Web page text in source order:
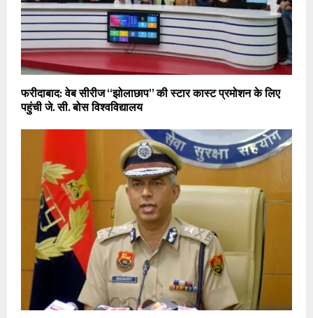
फरीदाबाद: वेब सीरीज “झोलाछाप” की स्टार कास्ट प्रमोशन के लिए
पहुंची जे. सी. बोस विश्वविद्यालय